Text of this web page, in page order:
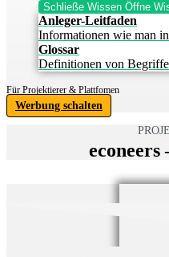
Schließe Wissen Öffne
Anleger-Leitfaden
Informationen wie man
Glossar
Definitionen von
Für Projektierer & Plattfomen
Werbung schalten
econeers